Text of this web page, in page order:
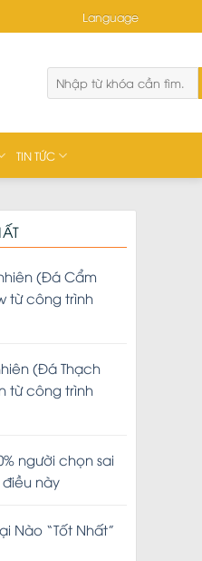
TIN TỨC
(Đá Cẩm
từ công trình
(Đá Thạch
từ công trình
người chọn sai
này
Nào “Tốt Nhất”
Language